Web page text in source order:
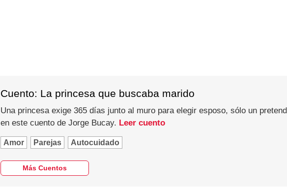
Cuento: La princesa que buscaba marido
Una princesa exige 365 días junto al muro para elegir esposo, sólo un
en este cuento de Jorge Bucay. Leer cuento
Amor Parejas Autocuidado
Más Cuentos